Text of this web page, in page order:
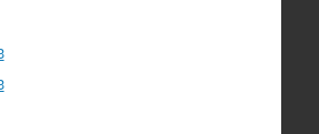
Viva
dos jovens investigadores,
eu, na sociedade é hoje muito